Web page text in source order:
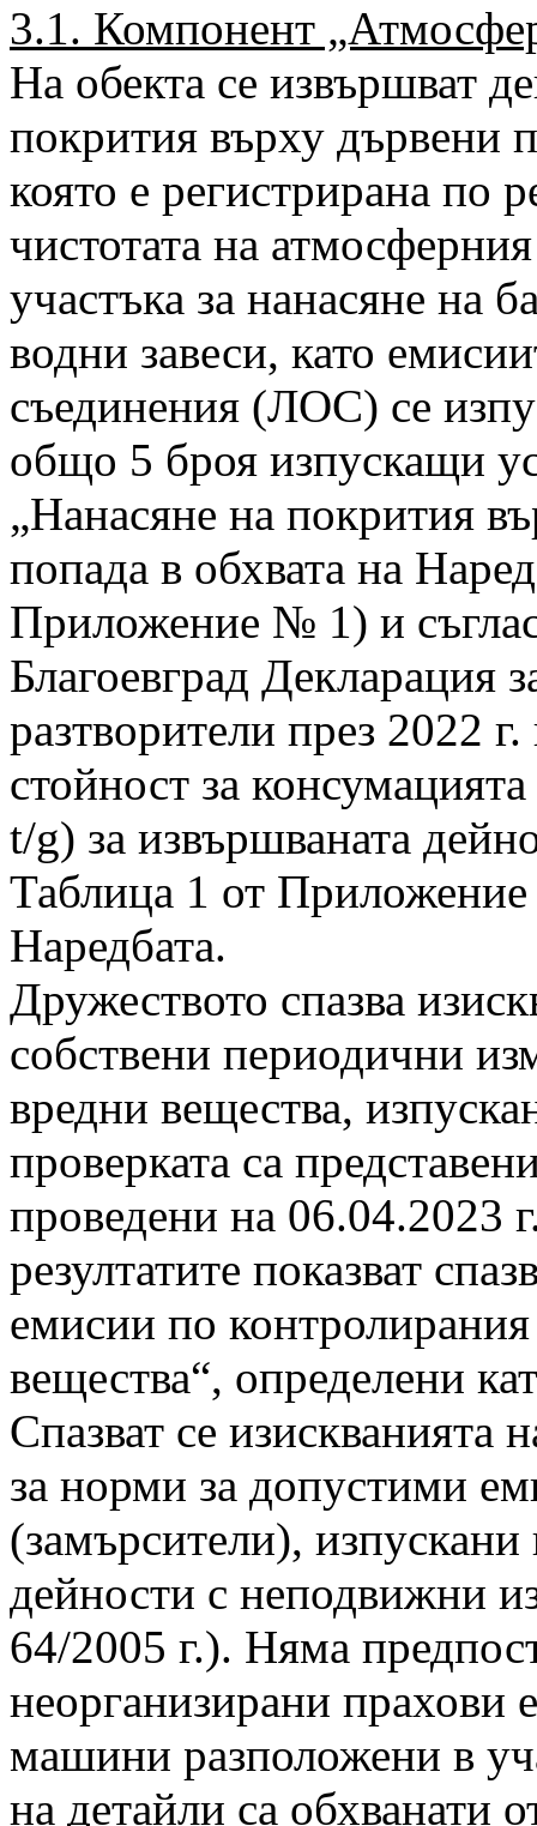
3.1. Компонент
На обекта се извършват
покрития върху дървени
която е регистрирана по
чистотата на
участъка за нанасяне на
водни завеси, като
съединения (ЛОС) се
общо 5 броя изпускащи
„Нанасяне на покрития
попада в обхвата на
Приложение № 1) и
Благоевград Декларация
разтворители през 2022
стойност за
t/g) за извършваната
Таблица 1 от
Наредбата.
Дружеството спазва
собствени периодични
вредни вещества,
проверката са
проведени на 06.04.2023
резултатите показват
емисии по
вещества“, определени
Спазват се
за норми за допустими
(замърсители),
дейности с неподвижни
64/2005 г.). Няма
неорганизирани
машини разположени в
на детайли са обхванати